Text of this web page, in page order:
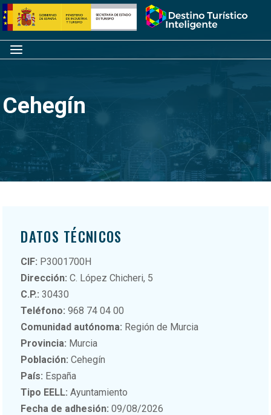
Saltar
al
contenido
Inicio
Menú
Cehegín
DATOS TÉCNICOS
CIF: P3001700H
Dirección: C. López Chicheri, 5
C.P.: 30430
Teléfono: 968 74 04 00
Comunidad autónoma: Región de Murcia
Provincia: Murcia
Población: Cehegín
País: España
Tipo EELL: Ayuntamiento
Fecha de adhesión: 09/08/2026